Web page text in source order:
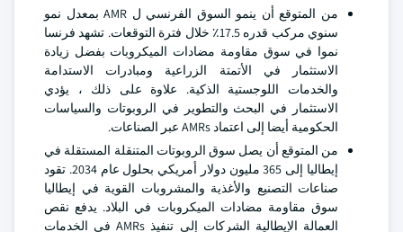
من المتوقع أن ينمو السوق الفرنسي ل AMR بمعدل نمو
سنوي مركب قدره 17.5٪ خلال فترة التوقعات. تشهد فرنسا
نموا في سوق مقاومة مضادات الميكروبات بفضل زيادة
الاستثمار في الأتمتة الزراعية ومبادرات الاستدامة
والخدمات اللوجستية الذكية. علاوة على ذلك ، يؤدي
الاستثمار في البحث والتطوير في الروبوتات والسياسات
الحكومية أيضا إلى اعتماد AMRs عبر الصناعات.
من المتوقع أن يصل سوق الروبوتات المتنقلة المستقلة في
إيطاليا إلى 365 مليون دولار أمريكي بحلول عام 2034. تقود
صناعات التصنيع والأغذية والمشروبات القوية في إيطاليا
سوق مقاومة مضادات الميكروبات في البلاد. يدفع نقص
العمالة الإيطالية الشركات إلى تنفيذ AMRs في الخدمات